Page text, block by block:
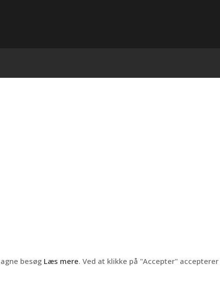
besøg Læs mere. Ved at klikke på "Accepter" accepterer